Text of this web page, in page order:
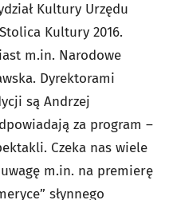
Kultury Urzędu
Kultury 2016.
m.in. Narodowe
Dyrektorami
są Andrzej
za program –
Czeka nas wiele
m.in. na premierę
słynnego